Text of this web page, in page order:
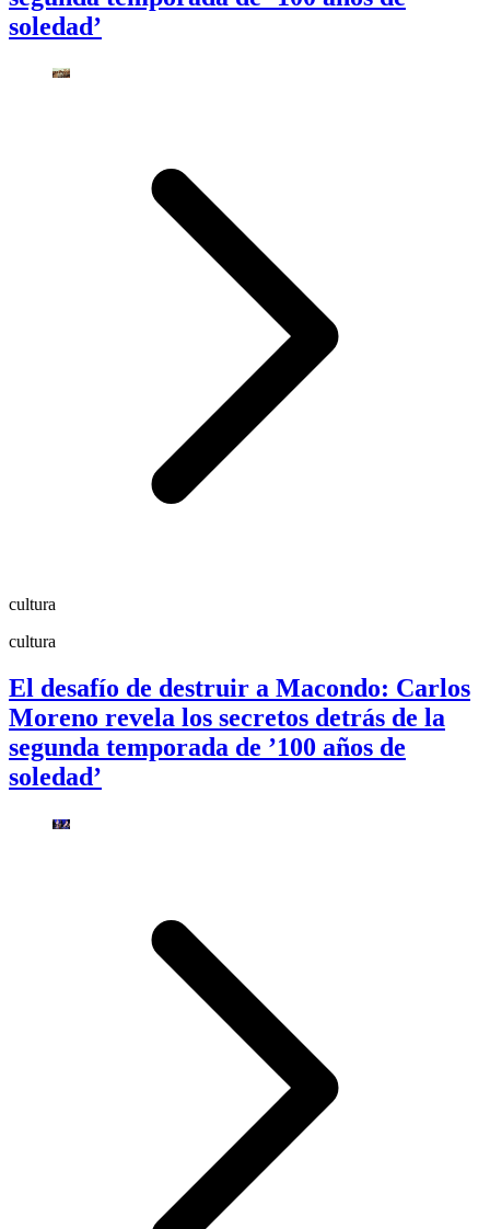
soledad’
cultura
cultura
El desafío de destruir a Macondo: Carlos
Moreno revela los secretos detrás de la
segunda temporada de ’100 años de
soledad’